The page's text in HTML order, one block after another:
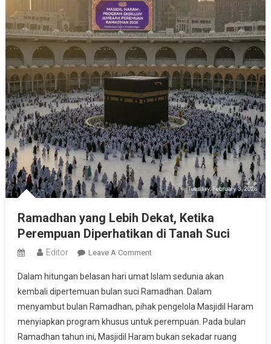
Ramadhan yang Lebih Dekat, Ketika
Perempuan Diperhatikan di Tanah Suci
Editor Leave A CommentOn
Yang
Lebih
Dekat,
Ketika
Perempuan
Dalam hitungan belasan hari umat Islam sedunia akan
kembali dipertemuan bulan suci Ramadhan. Dalam
menyambut bulan Ramadhan, pihak pengelola Masjidil Haram
menyiapkan program khusus untuk perempuan. Pada bulan
Ramadhan tahun ini, Masjidil Haram bukan sekadar ruang